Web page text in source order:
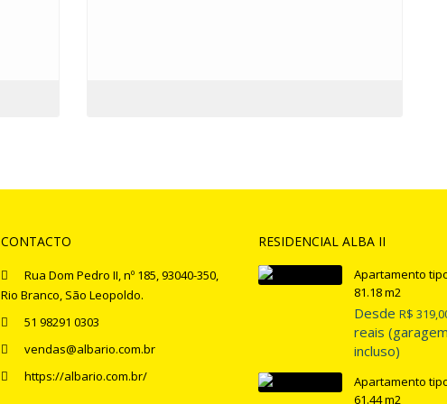
CONTACTO
Rua Dom Pedro II, nº 185, 93040-350,
Rio Branco, São Leopoldo.
51 98291 0303
vendas@albario.com.br
https://albario.com.br/
RESIDENCIAL ALBA II
Apartamento
81.18 m2
Desde R$
reais (garagem
incluso)
Apartamento
61.44 m2